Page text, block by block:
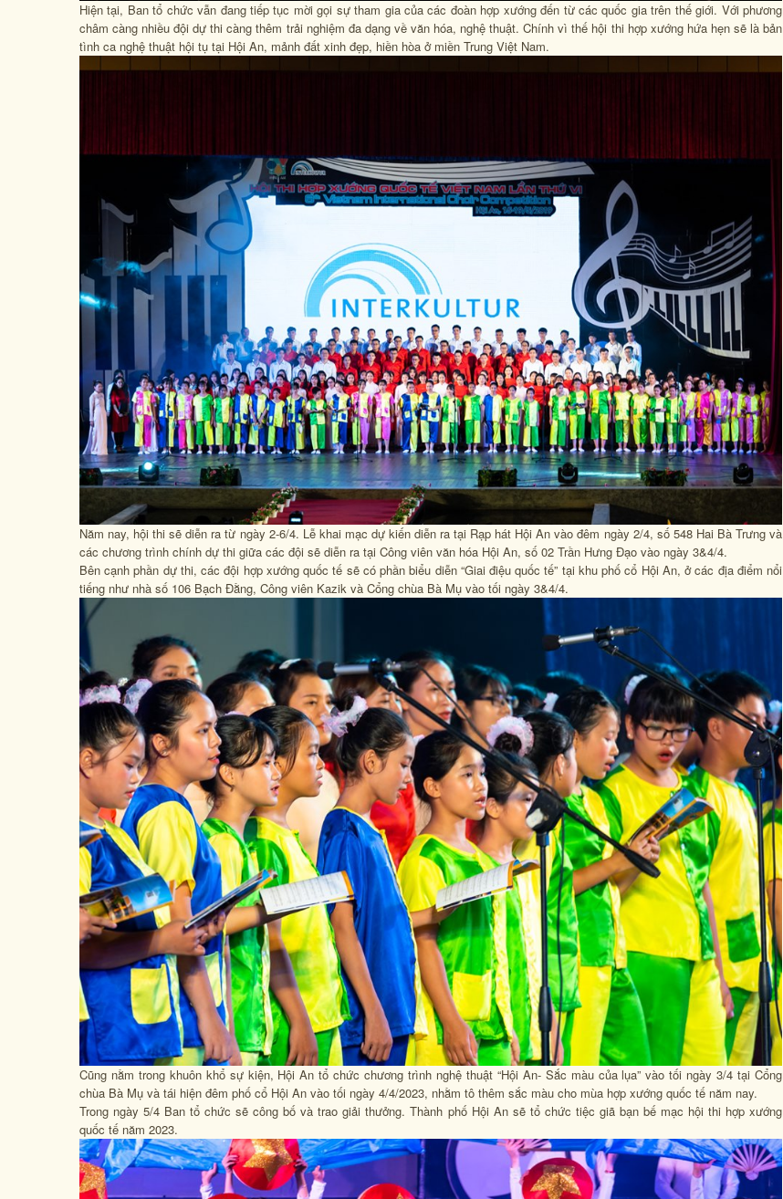
Hiện tại, Ban tổ chức vẫn đang tiếp tục mời gọi sự tham gia của các đoàn hợp xướng đến từ các quốc gia trên thế giới. Với phương
châm càng nhiều đội dự thi càng thêm trải nghiệm đa dạng về văn hóa, nghệ thuật. Chính vì thế hội thi hợp xướng hứa hẹn sẽ là bản
tình ca nghệ thuật hội tụ tại Hội An, mảnh đất xinh đẹp, hiền hòa ở miền Trung Việt Nam.
Năm nay, hội thi sẽ diễn ra từ ngày 2-6/4. Lễ khai mạc dự kiến diễn ra tại Rạp hát Hội An vào đêm ngày 2/4, số 548 Hai Bà Trưng và
các chương trình chính dự thi giữa các đội sẽ diễn ra tại Công viên văn hóa Hội An, số 02 Trần Hưng Đạo vào ngày 3&4/4.
Bên cạnh phần dự thi, các đội hợp xướng quốc tế sẽ có phần biểu diễn “Giai điệu quốc tế” tại khu phố cổ Hội An, ở các địa điểm nổi
tiếng như nhà số 106 Bạch Đằng, Công viên Kazik và Cổng chùa Bà Mụ vào tối ngày 3&4/4.
Cũng nằm trong khuôn khổ sự kiện, Hội An tổ chức chương trình nghệ thuật “Hội An- Sắc màu của lụa” vào tối ngày 3/4 tại Cổng
chùa Bà Mụ và tái hiện đêm phố cổ Hội An vào tối ngày 4/4/2023, nhằm tô thêm sắc màu cho mùa hợp xướng quốc tế năm nay.
Trong ngày 5/4 Ban tổ chức sẽ công bố và trao giải thưởng. Thành phố Hội An sẽ tổ chức tiệc giã bạn bế mạc hội thi hợp xướng
quốc tế năm 2023.